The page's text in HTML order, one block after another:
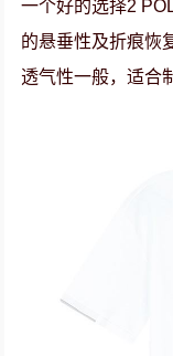
一个好的选择2
的悬垂性及折痕恢
透气性一般，适合